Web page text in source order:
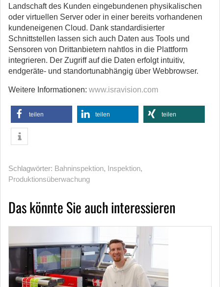
Landschaft des Kunden eingebundenen physikalischen
oder virtuellen Server oder in einer bereits vorhandenen
kundeneigenen Cloud. Dank standardisierter
Schnittstellen lassen sich auch Daten aus Tools und
Sensoren von Drittanbietern nahtlos in die Plattform
integrieren. Der Zugriff auf die Daten erfolgt intuitiv,
endgeräte- und standortunabhängig über Webbrowser.
Weitere Informationen: www.isravision.com
teilen teilen teilen
Schlagwörter: Bahninspektion, Inspektion,
Produktionsüberwachung
Das könnte Sie auch interessieren